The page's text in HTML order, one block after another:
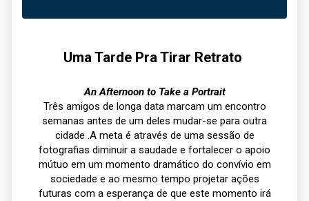
Uma Tarde Pra Tirar Retrato
An Afternoon to Take a Portrait
Três amigos de longa data marcam um encontro
semanas antes de um deles mudar-se para outra
cidade .A meta é através de uma sessão de
fotografias diminuir a saudade e fortalecer o apoio
mútuo em um momento dramático do convívio em
sociedade e ao mesmo tempo projetar ações
futuras com a esperança de que este momento irá